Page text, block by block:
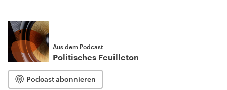
Aus dem Podcast
Politisches Feuilleton
Podcast abonnieren